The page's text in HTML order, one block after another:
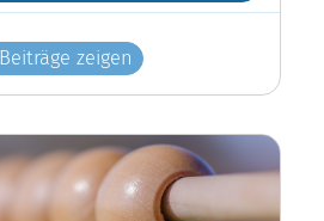
Beiträge zeigen